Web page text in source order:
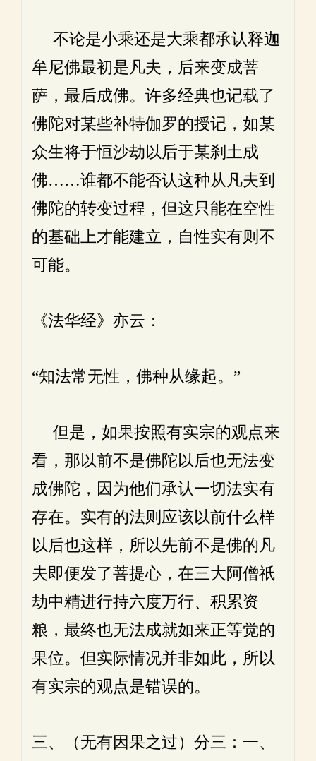
不论是小乘还是大乘都承认释迦
牟尼佛最初是凡夫，后来变成菩
萨，最后成佛。许多经典也记载了
佛陀对某些补特伽罗的授记，如某
众生将于恒沙劫以后于某刹土成
佛……谁都不能否认这种从凡夫到
佛陀的转变过程，但这只能在空性
的基础上才能建立，自性实有则不
可能。
《法华经》亦云：
“知法常无性，佛种从缘起。”
但是，如果按照有实宗的观点来
看，那以前不是佛陀以后也无法变
成佛陀，因为他们承认一切法实有
存在。实有的法则应该以前什么样
以后也这样，所以先前不是佛的凡
夫即便发了菩提心，在三大阿僧祇
劫中精进行持六度万行、积累资
粮，最终也无法成就如来正等觉的
果位。但实际情况并非如此，所以
有实宗的观点是错误的。
三、（无有因果之过）分三：一、